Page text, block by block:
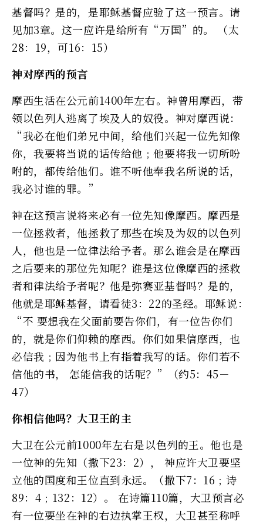
基督吗？是的，是耶稣基督应验了这一预言。请
见加3章。这一应许是给所有“万国”的。 （太
28：19，可16：15）
神对摩西的预言
摩西生活在公元前1400年左右。神曾用摩西，带
领以色列人逃离了埃及人的奴役。神对摩西说：
“我必在他们弟兄中间，给他们兴起一位先知像
你，我要将当说的话传给他﹔他要将我一切所吩
咐的，都传给他们。谁不听他奉我名所说的话，
我必讨谁的罪。”
神在这预言说将来必有一位先知像摩西。摩西是
一位拯救者，他拯救了那些在埃及为奴的以色列
人，他也是一位律法给予者。那么谁会是在摩西
之后要来的那位先知呢？谁是这位像摩西的拯救
者和律法给予者呢？他是弥赛亚基督吗？是的，
他就是耶稣基督，请看徒3：22的圣经。耶稣说：
“不 要想我在父面前要告你们，有一位告你们
的，就是你们仰赖的摩西。你们如果信摩西，也
必信我﹔因为他书上有指着我写的话。你们若不
信他的书， 怎能信我的话呢？”（约5：45－
47）
你相信他吗？大卫王的主
大卫在公元前1000年左右是以色列的王。他也是
一位神的先知（撒下23：2）， 神应许大卫要坚
立他的国度和王位直到永远。（撒下7：16﹔诗
89：4﹔132：12）。 在诗篇110篇，大卫预言必
有一位要坐在神的右边执掌王权，大卫甚至称呼